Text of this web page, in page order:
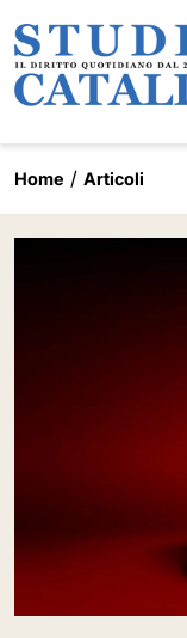
Home Articoli